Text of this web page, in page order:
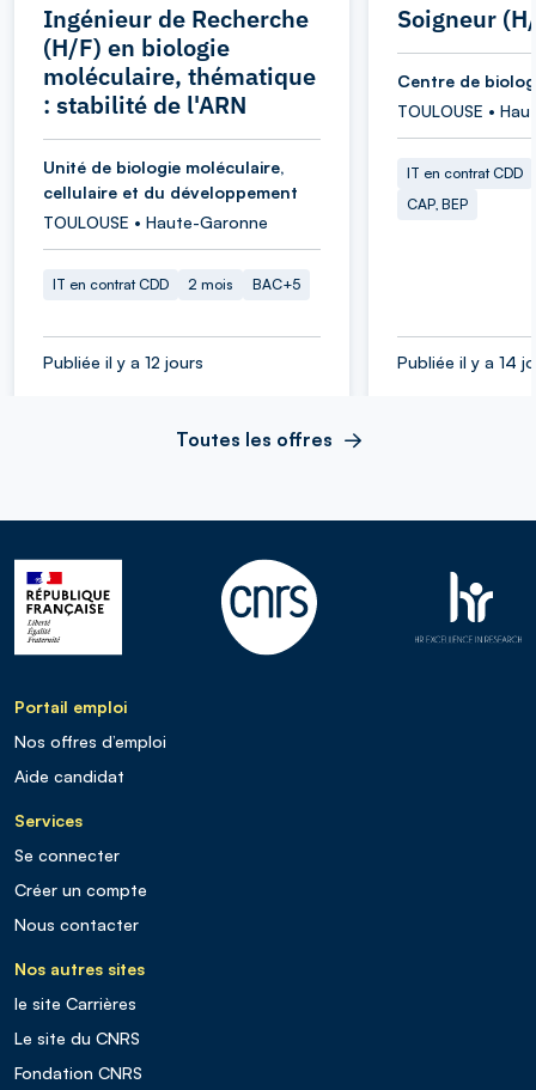
Ingénieur de Recherche
(H/F) en biologie
moléculaire, thématique
: stabilité de l'ARN
Unité de biologie moléculaire,
cellulaire et du développement
TOULOUSE • Haute-Garonne
IT en contrat CDD 2 mois BAC+5
Publiée il y a 12 jours
Soigneur
Centre de
TOULOUSE •
IT en contrat CDD
CAP, BEP
Publiée il y a 14
Toutes les offres
Portail emploi
Nos offres d’emploi
Aide candidat
Services
Se connecter
Créer un compte
Nous contacter
Nos autres sites
le site Carrières
Le site du CNRS
Fondation CNRS